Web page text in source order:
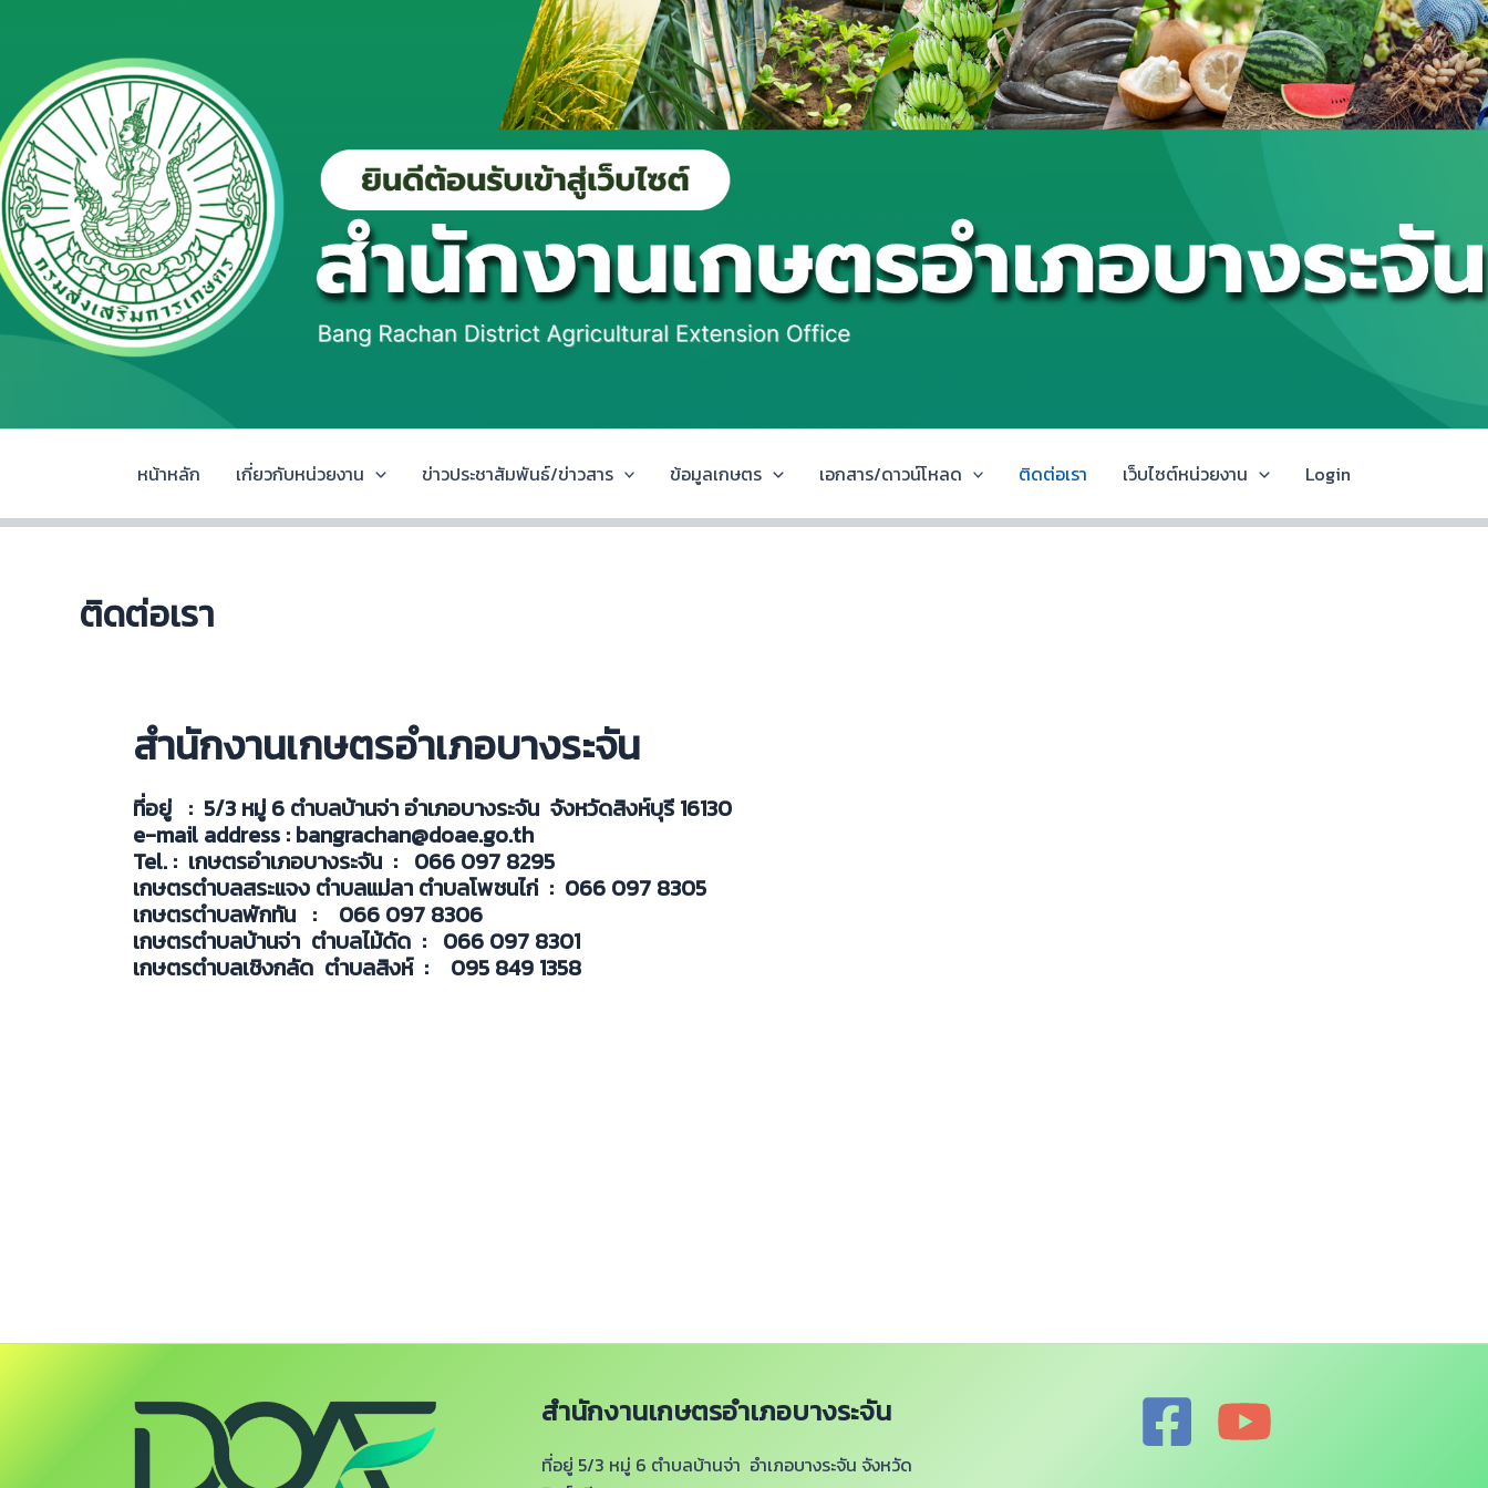
content
หน้าหลัก เกี่ยวกับหน่วยงาน ข่าวประชาสัมพันธ์/ข่าวสาร ข้อมูลเกษตร เอกสาร/ดาวน์โหลด ติดต่อเรา เว็บไซต์หน่วยงาน Login
ติดต่อเรา
สำนักงานเกษตรอำเภอบางระจัน
ที่อยู่ : 5/3 หมู่ 6 ตำบลบ้านจ่า อำเภอบางระจัน จังหวัดสิงห์บุรี 16130
e-mail address : bangrachan@doae.go.th
Tel. : เกษตรอำเภอบางระจัน : 066 097 8295
เกษตรตำบลสระแจง ตำบลแม่ลา ตำบลโพชนไก่ : 066 097 8305
เกษตรตำบลพักทัน : 066 097 8306
เกษตรตำบลบ้านจ่า ตำบลไม้ดัด : 066 097 8301
เกษตรตำบลเชิงกลัด ตำบลสิงห์ : 095 849 1358
สำนักงานเกษตรอำเภอบางระจัน
ที่อยู่ 5/3 หมู่ 6 ตำบลบ้านจ่า อำเภอบางระจัน จังหวัด